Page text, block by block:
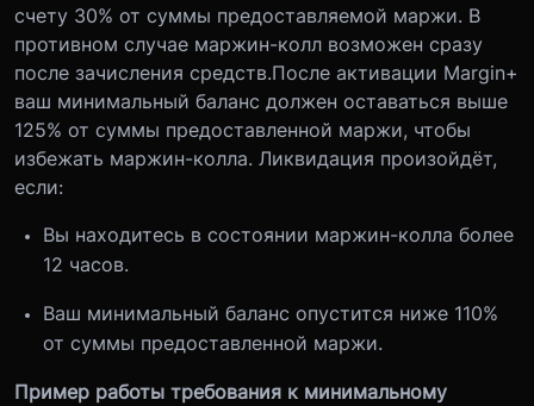
счету 30% от суммы предоставляемой маржи. В
противном случае маржин-колл возможен сразу
после зачисления средств.После активации Margin+
ваш минимальный баланс должен оставаться выше
125% от суммы предоставленной маржи, чтобы
избежать маржин-колла. Ликвидация произойдёт,
если:
Вы находитесь в состоянии маржин-колла более
12 часов.
Ваш минимальный баланс опустится ниже 110%
от суммы предоставленной маржи.
Пример работы требования к минимальному